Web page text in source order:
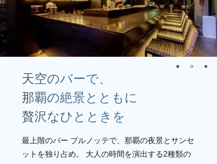
天空のバーで、
那覇の絶景とともに
贅沢なひとときを
最上階のバー ブルノッテで、那覇の夜景とサンセ
ットを独り占め。
大人の時間を演出する2種類の